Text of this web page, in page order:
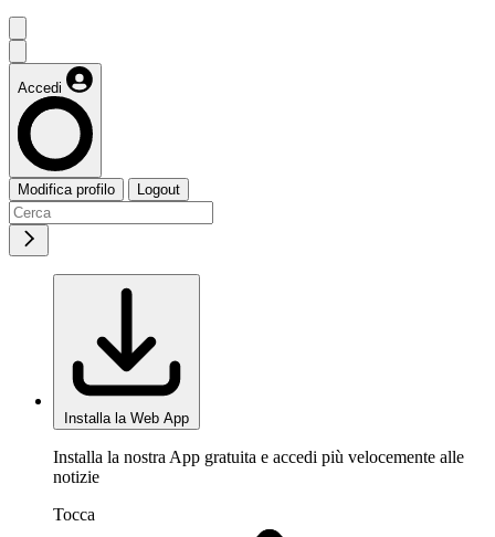
Accedi
Modifica profilo Logout
Installa la Web App
Installa la nostra App gratuita e accedi più velocemente alle
notizie
Tocca